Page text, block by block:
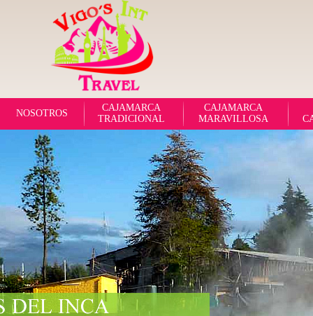
NOSOTROS
CAJAMARCA
TRADICIONAL
CAJAMARCA
MARAVILLOSA